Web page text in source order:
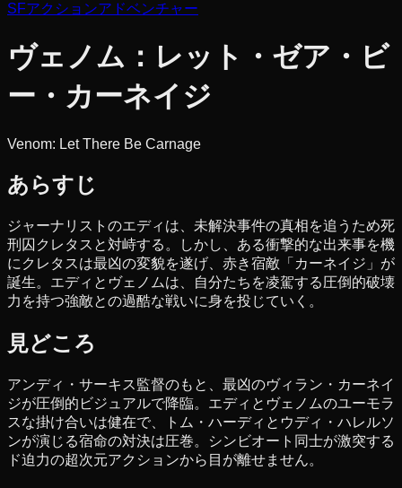
SFアクションアドベンチャー
ヴェノム：レット・ゼア・ビ
ー・カーネイジ
Venom: Let There Be Carnage
あらすじ
ジャーナリストのエディは、未解決事件の真相を追うため死
刑囚クレタスと対峙する。しかし、ある衝撃的な出来事を機
にクレタスは最凶の変貌を遂げ、赤き宿敵「カーネイジ」が
誕生。エディとヴェノムは、自分たちを凌駕する圧倒的破壊
力を持つ強敵との過酷な戦いに身を投じていく。
見どころ
アンディ・サーキス監督のもと、最凶のヴィラン・カーネイ
ジが圧倒的ビジュアルで降臨。エディとヴェノムのユーモラ
スな掛け合いは健在で、トム・ハーディとウディ・ハレルソ
ンが演じる宿命の対決は圧巻。シンビオート同士が激突する
ド迫力の超次元アクションから目が離せません。